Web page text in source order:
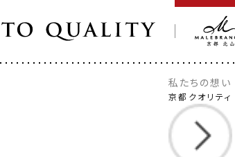
私たちの想い
京都クオリティ